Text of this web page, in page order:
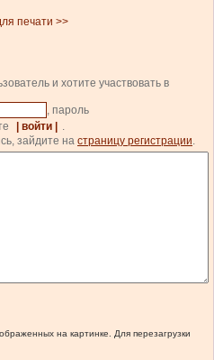
печати >>
и хотите участвовать в
, пароль
| войти |
.
зайдите на страницу регистрации.
на картинке. Для перезагрузки